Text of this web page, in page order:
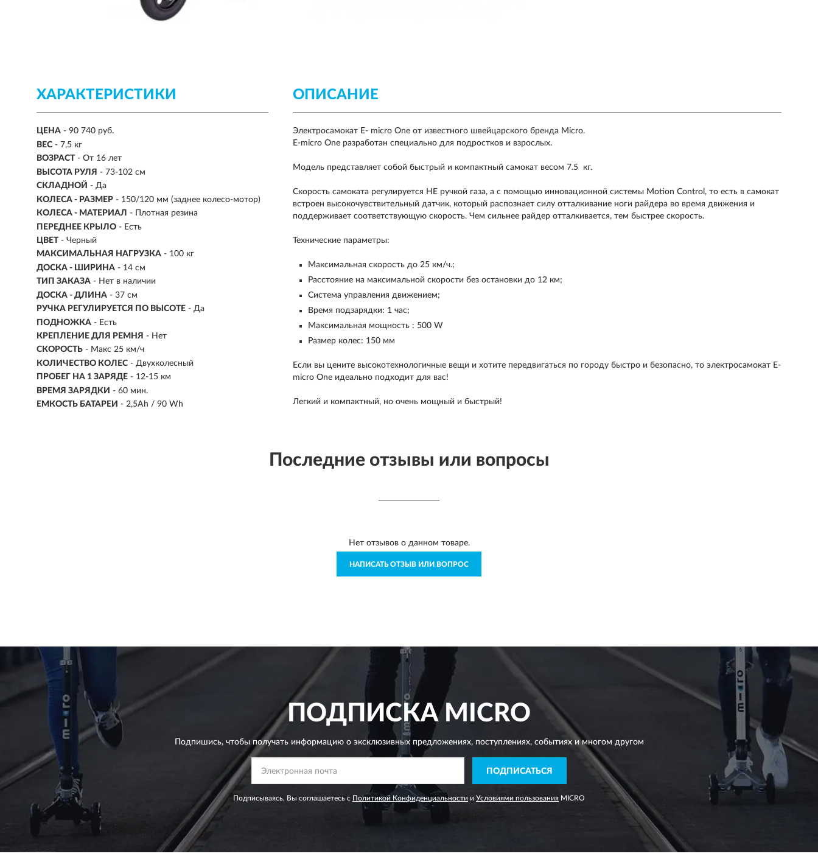
ХАРАКТЕРИСТИКИ
ЦЕНА - 90 740 руб.
ВЕС - 7,5 кг
ВОЗРАСТ - От 16 лет
ВЫСОТА РУЛЯ - 73-102 см
СКЛАДНОЙ - Да
КОЛЕСА - РАЗМЕР - 150/120 мм (заднее колесо-мотор)
КОЛЕСА - МАТЕРИАЛ - Плотная резина
ПЕРЕДНЕЕ КРЫЛО - Есть
ЦВЕТ - Черный
МАКСИМАЛЬНАЯ НАГРУЗКА - 100 кг
ДОСКА - ШИРИНА - 14 см
ТИП ЗАКАЗА - Нет в наличии
ДОСКА - ДЛИНА - 37 см
РУЧКА РЕГУЛИРУЕТСЯ ПО ВЫСОТЕ - Да
ПОДНОЖКА - Есть
КРЕПЛЕНИЕ ДЛЯ РЕМНЯ - Нет
СКОРОСТЬ - Макс 25 км/ч
КОЛИЧЕСТВО КОЛЕС - Двухколесный
ПРОБЕГ НА 1 ЗАРЯДЕ - 12-15 км
ВРЕМЯ ЗАРЯДКИ - 60 мин.
ЕМКОСТЬ БАТАРЕИ - 2,5Ah / 90 Wh
ОПИСАНИЕ
Электросамокат E- micro One от известного швейцарского бренда Micro.
E-micro One разработан специально для подростков и взрослых.
Модель представляет собой быстрый и компактный самокат весом 7.5 кг.
Скорость самоката регулируется НЕ ручкой газа, а с помощью инновационной системы Motion Control, то есть в самокат
встроен высокочувствительный датчик, который распознает силуотталкивание ноги райдера во время движения и
поддерживает соответствующую скорость. Чем сильнее райдер отталкивается, тем быстрее скорость.
Технические параметры:
Максимальная скорость до 25 км/ч.;
Расстояние на максимальной скорости без остановки до 12 км;
Система управления движением;
Время подзарядки: 1 час;
Максимальная мощность : 500 W
Размер колес: 150 мм
Если вы цените высокотехнологичные вещи и хотите передвигаться по городу быстро и безопасно, тоэлектросамокат E-
micro One идеально подходит для вас!
Легкий и компактный, но очень мощный и быстрый!
Последние отзывы или вопросы
Нет отзывов о данном товаре.
НАПИСАТЬ ОТЗЫВ ИЛИ ВОПРОС
ПОДПИСКАMICRO
Подпишись, чтобы получать информацию о эксклюзивных предложениях,поступлениях, событиях и многом другом
ПОДПИСАТЬСЯ
Подписываясь, Вы соглашаетесь с Политикой Конфиденциальности и Условиями пользования MICRO